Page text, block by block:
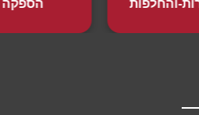
והחלפות
הספקה